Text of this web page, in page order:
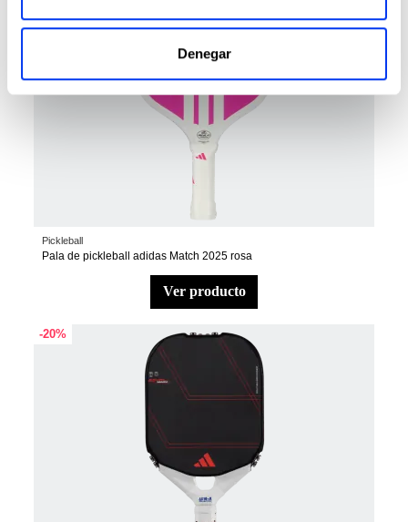
Denegar
Pickleball
Pala de pickleball adidas Match 2025 rosa
ver producto
-20%